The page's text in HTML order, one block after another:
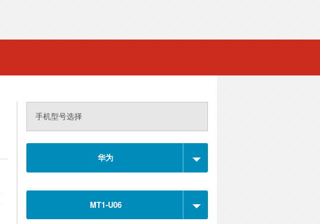
手机型号选择
华为
MT1-U06